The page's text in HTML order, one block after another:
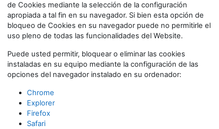
de Cookies mediante la selección de la configuración
apropiada a tal fin en su navegador. Si bien esta opción de
bloqueo de Cookies en su navegador puede no permitirle el
uso pleno de todas las funcionalidades del Website.
Puede usted permitir, bloquear o eliminar las cookies
instaladas en su equipo mediante la configuración de las
opciones del navegador instalado en su ordenador:
Chrome
Explorer
Firefox
Safari